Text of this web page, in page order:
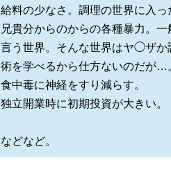
給料の少なさ。調理の世界に入
兄貴分からのからの各種暴力。
言う世界。そんな世界はヤ◯ザか
術を学べるから仕方ないのだが…
食中毒に神経をすり減らす。
独立開業時に初期投資が大きい。
などなど。